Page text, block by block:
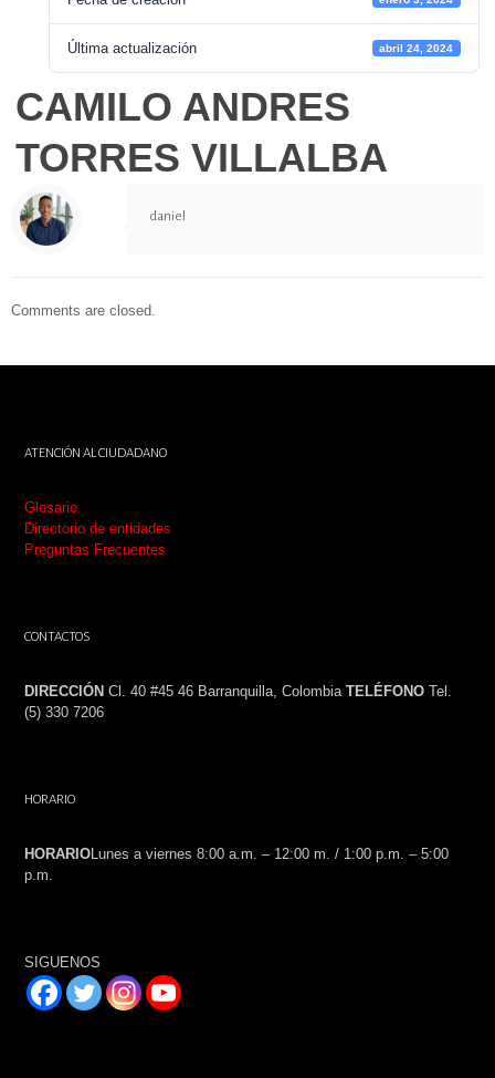
Última actualización abril 24, 2024
CAMILO ANDRES
TORRES VILLALBA
daniel
Comments are closed.
ATENCIÓN AL CIUDADANO
Glosario
Directorio de entidades
Preguntas Frecuentes
CONTACTOS
DIRECCIÓN Cl. 40 #45 46 Barranquilla, Colombia TELÉFONO Tel.
(5) 330 7206
HORARIO
HORARIOLunes a viernes 8:00 a.m. – 12:00 m. / 1:00 p.m. – 5:00
p.m.
SIGUENOS